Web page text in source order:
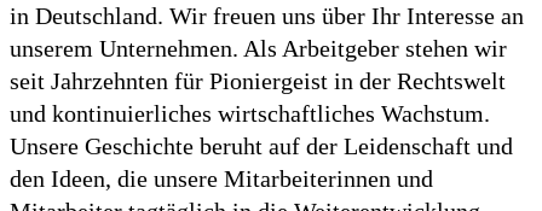
in Deutschland. Wir freuen uns über Ihr Interesse an
unserem Unternehmen. Als Arbeitgeber stehen wir
seit Jahrzehnten für Pioniergeist in der Rechtswelt
und kontinuierliches wirtschaftliches Wachstum.
Unsere Geschichte beruht auf der Leidenschaft und
den Ideen, die unsere Mitarbeiterinnen und